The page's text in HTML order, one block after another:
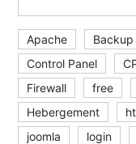
Apache Backup
Control Panel
Firewall
free
Hebergement
joomla
login